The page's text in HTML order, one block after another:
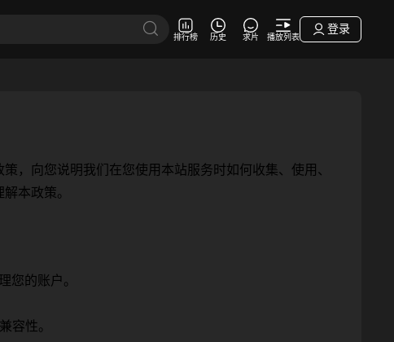
排行榜 历史 求片 播放列表
登录
，向您说明我们在您使用本站服务时如何收集、使用、
本政策。
您的账户。
容性。